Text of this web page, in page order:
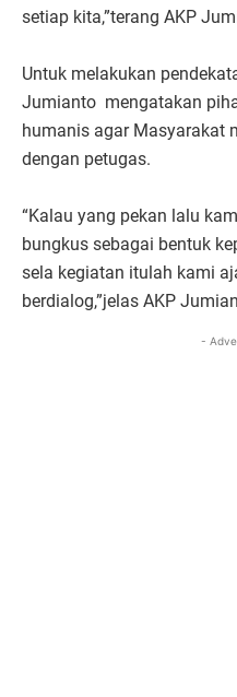
setiap kita,”terang AKP
Untuk melakukan
Jumianto mengatakan
humanis agar Masyarakat
dengan petugas.
“Kalau yang pekan lalu
bungkus sebagai bentuk
sela kegiatan itulah kami
berdialog,”jelas AKP
-